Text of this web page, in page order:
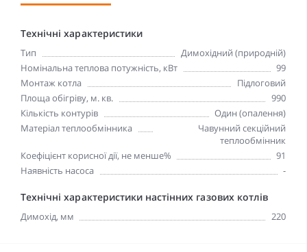
Технічні характеристики
Тип
Димохідний (природній)
Номінальна теплова потужність, кВт
99
Монтаж котла
Підлоговий
Площа обігріву, м. кв.
990
Кількість контурів
Один (опалення)
Матеріал теплообмінника
Чавунний секційний
теплообмінник
Коефіцієнт корисної дії, не менше%
91
Наявність насоса
-
Технічні характеристики настінних газових котлів
Димохід, мм 220